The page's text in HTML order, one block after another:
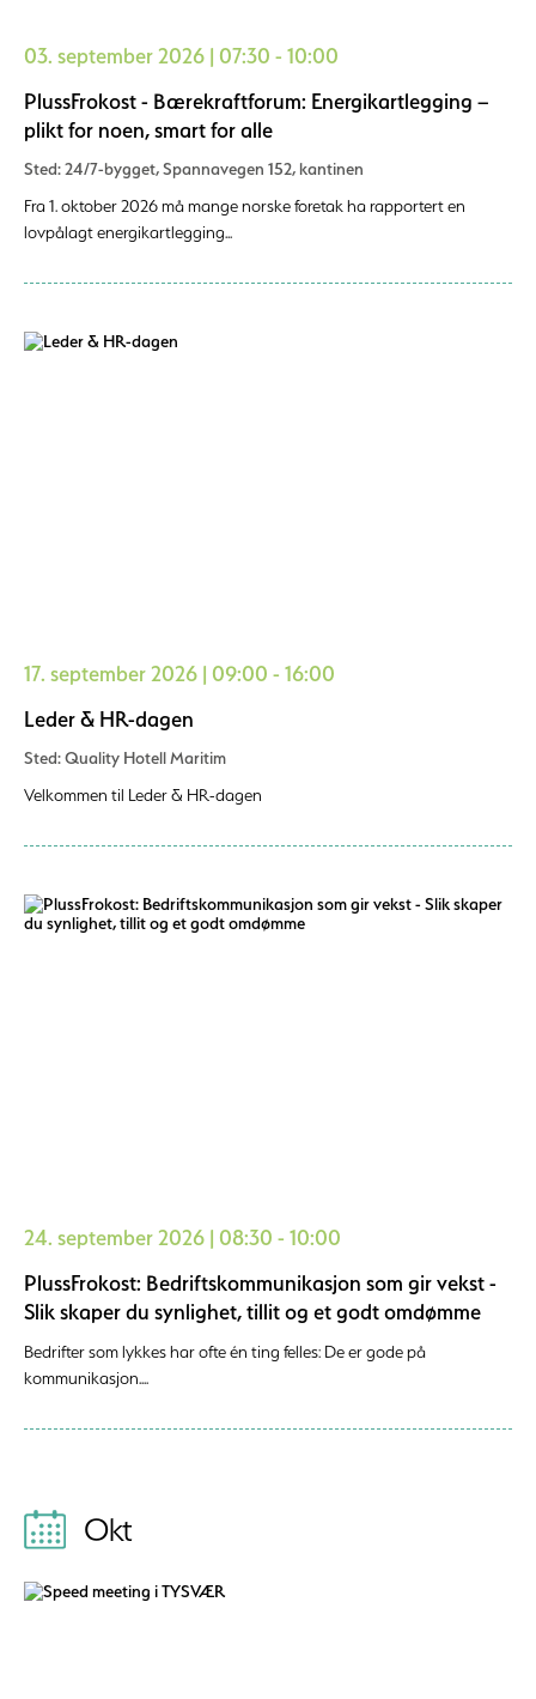
03. september 2026 | 07:30 - 10:00
PlussFrokost - Bærekraftforum: Energikartlegging –
plikt for noen, smart for alle
Sted: 24/7-bygget, Spannavegen 152, kantinen
Fra 1. oktober 2026 må mange norske foretak ha rapportert en
lovpålagt energikartlegging...
17. september 2026 | 09:00 - 16:00
Leder & HR-dagen
Sted: Quality Hotell Maritim
Velkommen til Leder & HR-dagen
24. september 2026 | 08:30 - 10:00
PlussFrokost: Bedriftskommunikasjon som gir vekst -
Slik skaper du synlighet, tillit og et godt omdømme
Bedrifter som lykkes har ofte én ting felles: De er gode på
kommunikasjon....
Okt